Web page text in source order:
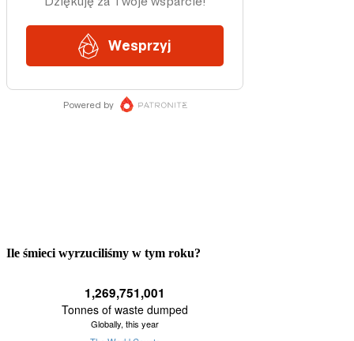
Ile śmieci wyrzuciliśmy w tym roku?